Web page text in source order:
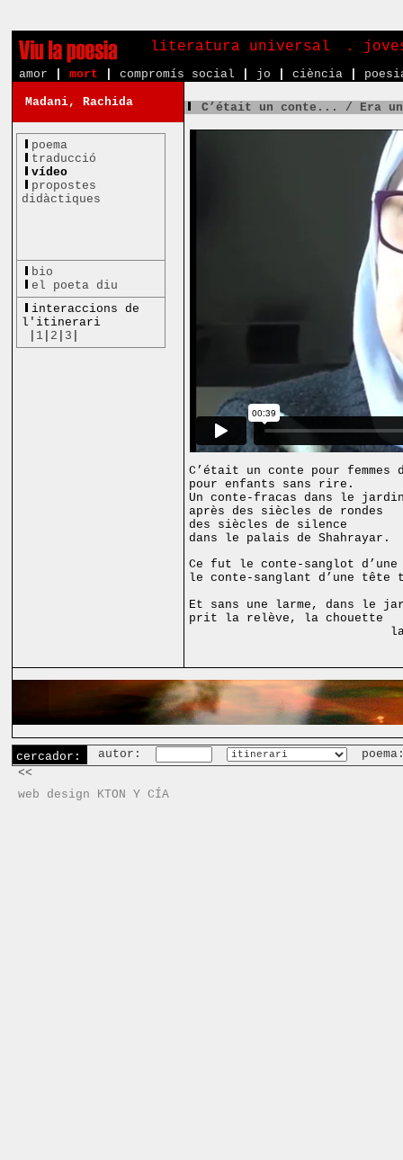
literatura universal .
amor mort compromís social jo ciència
Madani, Rachida
poema
traducció
vídeo
propostes
didàctiques
bio
el poeta diu
interaccions de
l'itinerari
1 2 3
C’était un conte... / Era
C’était un conte pour femmes
pour enfants sans rire.
Un conte-fracas dans le
après des siècles de rondes
des siècles de silence
dans le palais de Shahrayar.
Ce fut le conte-sanglot d’une
le conte-sanglant d’une tête
Et sans une larme, dans le
prit la relève, la chouette
la plus
cercador: autor:
<<
web design KTON Y CÍA